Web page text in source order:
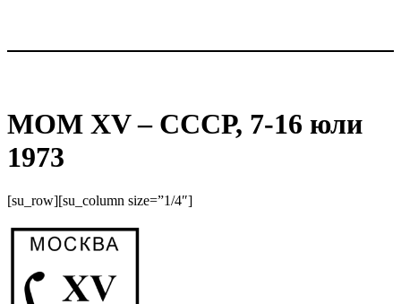
МОМ XV – СССР, 7-16 юли
1973
[su_row][su_column size=”1/4″]